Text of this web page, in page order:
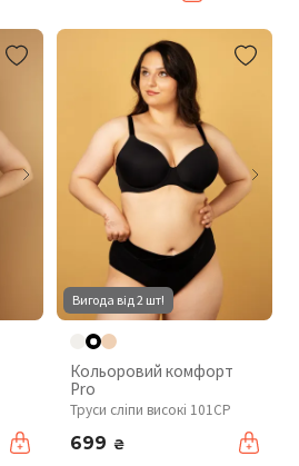
Вигода від 2 шт!
Кольоровий комфорт
Pro
Труси сліпи високі 101CP
699 ₴